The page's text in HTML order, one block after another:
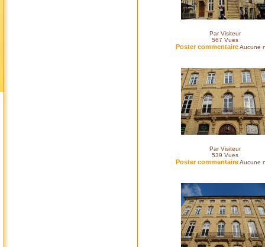
Par Visiteur
567 Vues
Poster commentaireAucune
Par Visiteur
539 Vues
Poster commentaireAucune